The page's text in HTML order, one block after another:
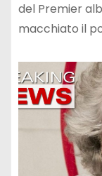
del Premier
macchiato il